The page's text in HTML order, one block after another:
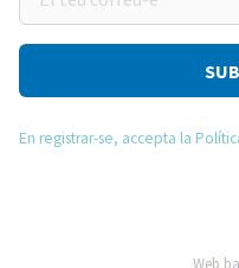
teu
correu-
En registrar-se, accepta la
Web